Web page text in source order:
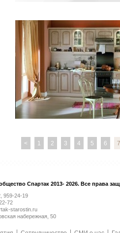
< 1 2 3 4 5 6 7
Спартак 2013- 2026. Все права
959-24-19
72
starostin.ru
набережная, 50